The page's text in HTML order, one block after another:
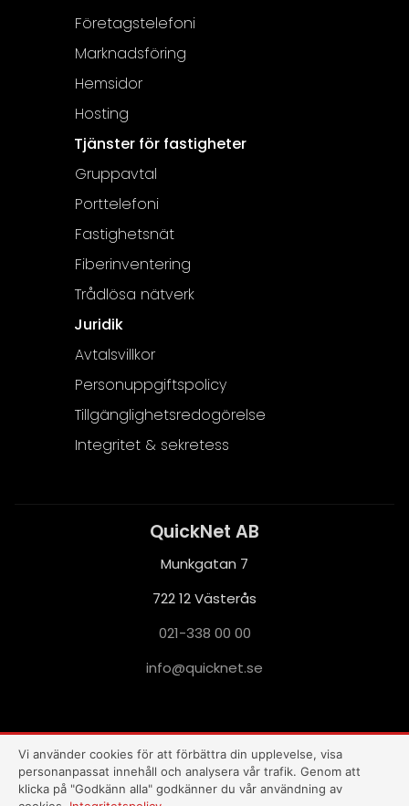
Företagstelefoni
Marknadsföring
Hemsidor
Hosting
Tjänster för fastigheter
Gruppavtal
Porttelefoni
Fastighetsnät
Fiberinventering
Trådlösa nätverk
Juridik
Avtalsvillkor
Personuppgiftspolicy
Tillgänglighetsredogörelse
Integritet & sekretess
QuickNet AB
Munkgatan 7
722 12 Västerås
021-338 00 00
es.te
nkciu
q@ofn
i